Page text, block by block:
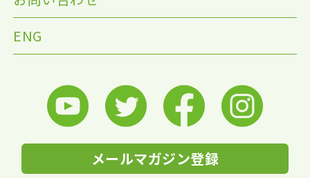
ENG
メールマガジン登録